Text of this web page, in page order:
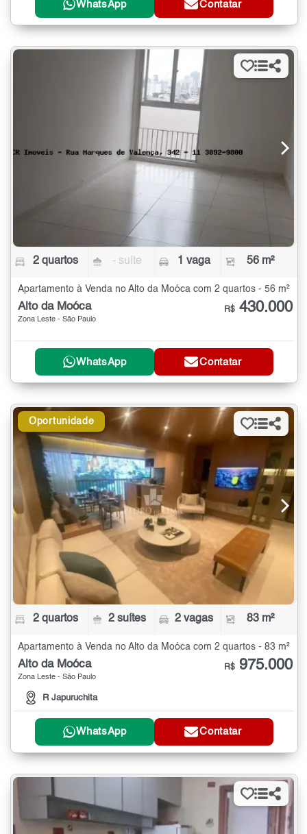
WhatsApp Contatar
2 quartos - suíte 1 vaga 56 m²
Apartamento à Venda no Alto da Moóca com 2 quartos - 56 m²
Alto da Moóca
Zona Leste - São Paulo
R$ 430.000
WhatsApp Contatar
Oportunidade
2 quartos 2 suítes 2 vagas 83 m²
Apartamento à Venda no Alto da Moóca com 2 quartos - 83 m²
Alto da Moóca
Zona Leste - São Paulo
R Japuruchita
R$ 975.000
WhatsApp Contatar